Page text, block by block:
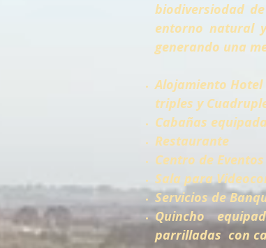
biodiversiodad
entorno natural
generando una
Alojamiento Hotel
triples y
Cabañas
Restaurante
Centro de
Sala para
Servicios de
Quincho
parrilladas con